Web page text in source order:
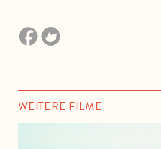
WEITERE FILME